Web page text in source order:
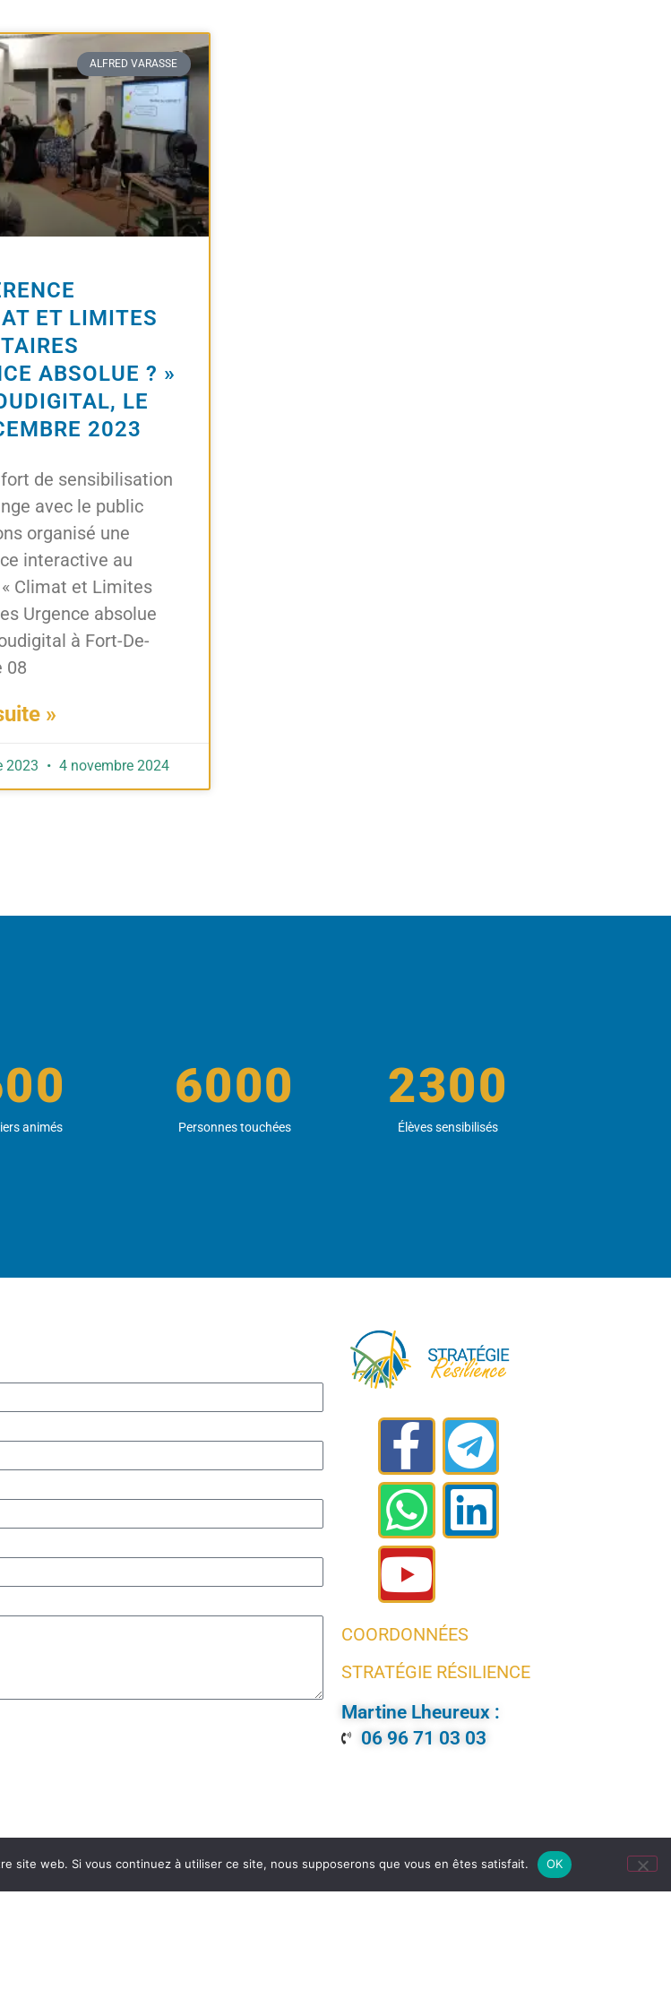
ALFRED VARASSE
ET LIMITES
ABSOLUE ? »
LE
2023
de sensibilisation
avec le public
organisé une
interactive au
Climat et Limites
Urgence absolue
à Fort-De-
08
»
2023 4 novembre 2024
animés Personnes touchées
6000
Élèves sensibilisés
2300
COORDONNÉES
STRATÉGIE RÉSILIENCE
Martine Lheureux :
06 96 71 03 03
site web. Si vous continuez à utiliser ce site, nous supposerons que vous en êtes satisfait. OK